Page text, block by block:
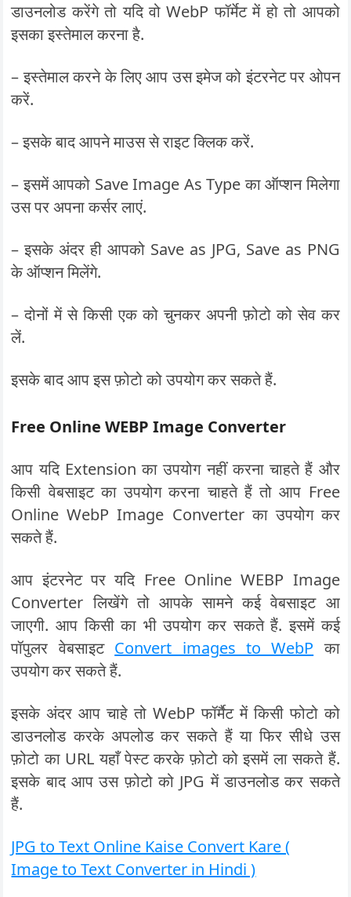
डाउनलोड करेंगे तो यदि वो WebP फॉर्मेट में हो तो आपको
इसका इस्तेमाल करना है.
– इस्तेमाल करने के लिए आप उस इमेज को इंटरनेट पर ओपन
करें.
– इसके बाद आपने माउस से राइट क्लिक करें.
– इसमें आपको Save Image As Type का ऑप्शन मिलेगा
उस पर अपना कर्सर लाएं.
– इसके अंदर ही आपको Save as JPG, Save as PNG
के ऑप्शन मिलेंगे.
– दोनों में से किसी एक को चुनकर अपनी फ़ोटो को सेव कर
लें.
इसके बाद आप इस फ़ोटो को उपयोग कर सकते हैं.
Free Online WEBP Image Converter
आप यदि Extension का उपयोग नहीं करना चाहते हैं और
किसी वेबसाइट का उपयोग करना चाहते हैं तो आप Free
Online WebP Image Converter का उपयोग कर
सकते हैं.
आप इंटरनेट पर यदि Free Online WEBP Image
Converter लिखेंगे तो आपके सामने कई वेबसाइट आ
जाएगी. आप किसी का भी उपयोग कर सकते हैं. इसमें कई
पॉपुलर वेबसाइट Convert images to WebP का
उपयोग कर सकते हैं.
इसके अंदर आप चाहे तो WebP फॉर्मैट में किसी फोटो को
डाउनलोड करके अपलोड कर सकते हैं या फिर सीधे उस
फ़ोटो का URL यहाँ पेस्ट करके फ़ोटो को इसमें ला सकते हैं.
इसके बाद आप उस फ़ोटो को JPG में डाउनलोड कर सकते
हैं.
JPG to Text Online Kaise Convert Kare (
Image to Text Converter in Hindi )